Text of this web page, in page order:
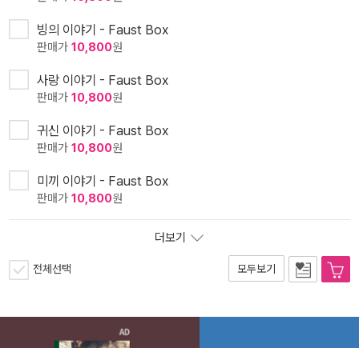
빙의 이야기 - Faust Box
판매가 10,800원
사랑 이야기 - Faust Box
판매가 10,800원
귀신 이야기 - Faust Box
판매가 10,800원
미끼 이야기 - Faust Box
판매가 10,800원
더보기
전체선택 모두보기